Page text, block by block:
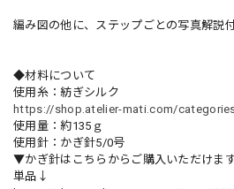
編み図の他に、ステップごとの写真解説
◆材料について
使用糸：紡ぎシルク
https://shop.atelier-mati.com/
使用量：約135ｇ
使用針：かぎ針5/0号
▼かぎ針はこちらからご購入いただけます
単品↓